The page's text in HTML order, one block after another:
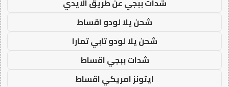
شحن يلا لودو اقساط
شحن يلا لودو تابي تمارا
شدات ببجي اقساط
ايتونز امريكي اقساط